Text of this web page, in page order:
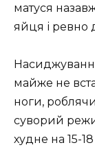
матуся
яйця і ревно
майже не
ноги,
суворий
худне на 15-18